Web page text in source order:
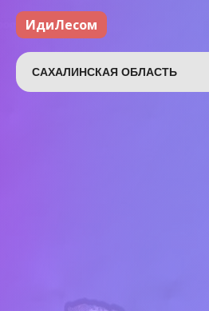
ИдиЛесом
САХАЛИНСКАЯ ОБЛАСТЬ